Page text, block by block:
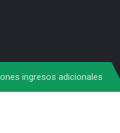
ingresos adicionales